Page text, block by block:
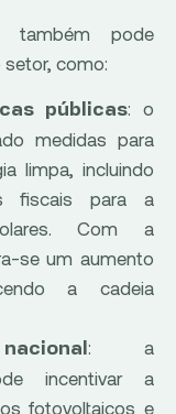
também pode
setor, como:
públicas: o
medidas para
limpa, incluindo
fiscais para a
Com a
se um aumento
a cadeia
: a
incentivar a
fotovoltaicos e